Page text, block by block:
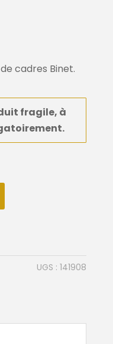
cadres Binet.
fragile, à
.
UGS :141908